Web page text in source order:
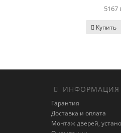
5167
Купить
ИНФОРМАЦИЯ
Гарантия
Доставка и оплата
Монтаж дверей,